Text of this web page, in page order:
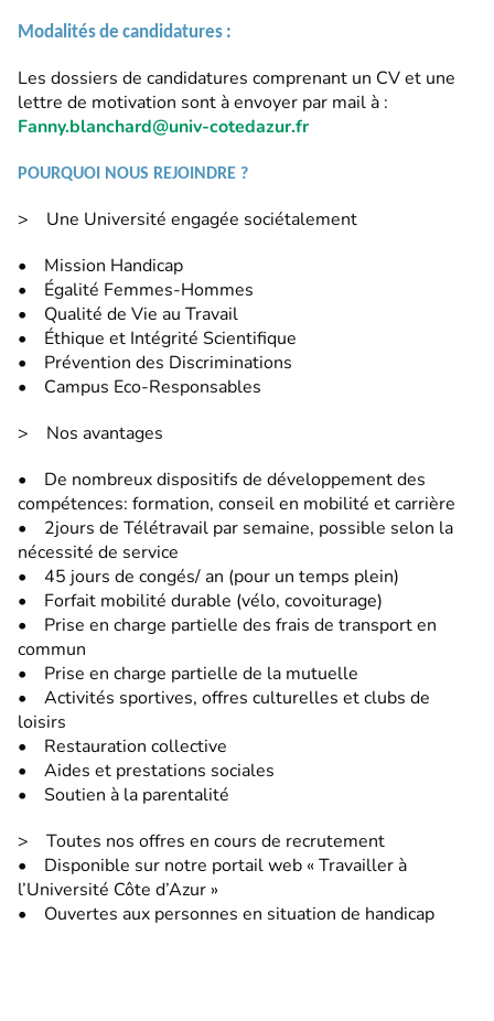
Modalitésde candidatures :
Les dossiers de candidatures comprenant un CV et une
lettre de motivation sont à envoyer par mail à :
Fanny.blanchard@univ-cotedazur.fr
POURQUOI NOUS REJOINDRE ?
> Une Université engagée sociétalement
• Mission Handicap
• Égalité Femmes-Hommes
• Qualité de Vie au Travail
• Éthique et Intégrité Scientifique
• Prévention des Discriminations
• Campus Eco-Responsables
> Nos avantages
• De nombreux dispositifs de développement des
compétences: formation, conseil en mobilité et carrière
• 2jours de Télétravail par semaine, possible selon la
nécessité de service
• 45 jours de congés/ an (pour un temps plein)
• Forfait mobilité durable (vélo, covoiturage)
• Prise en charge partielle des frais de transport en
commun
• Prise en charge partielle de la mutuelle
• Activités sportives, offres culturelles et clubs de
loisirs
• Restauration collective
• Aides et prestations sociales
• Soutien à la parentalité
> Toutes nos offres en cours de recrutement
• Disponible sur notre portail web « Travailler à
l’Université Côte d’Azur »
• Ouvertes aux personnes en situation de handicap